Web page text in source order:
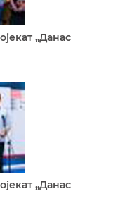
„Данас
„Данас